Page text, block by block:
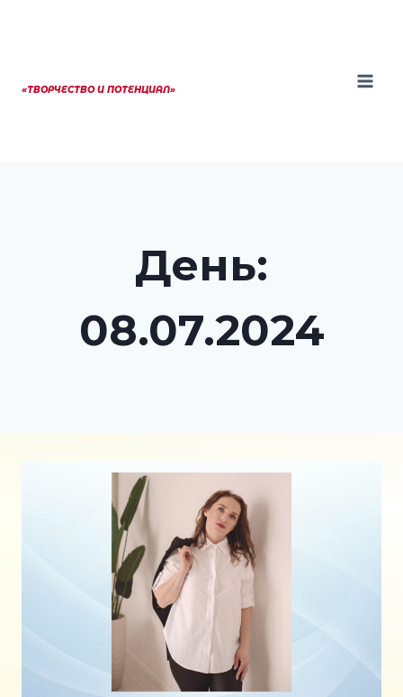
«ТВОРЧЕСТВО И ПОТЕНЦИАЛ»
День:
08.07.2024